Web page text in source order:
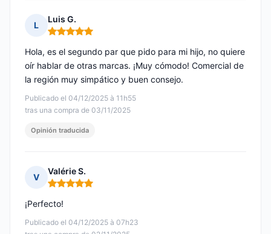
L
Luis G.
Nota: 5 de 5
Publicado el 04/12/2025 à 11h55
tras una compra de 03/11/2025
Hola, es el segundo par que pido para mi hijo, no quiere
oír hablar de otras marcas. ¡Muy cómodo! Comercial de
la región muy simpático y buen consejo.
Opinión traducida
V
Valérie S.
Nota: 5 de 5
Publicado el 04/12/2025 à 07h23
¡Perfecto!